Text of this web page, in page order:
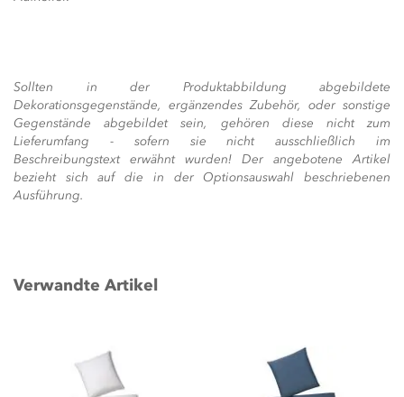
Sollten in der Produktabbildung abgebildete
Dekorationsgegenstände, ergänzendes Zubehör, oder sonstige
Gegenstände abgebildet sein, gehören diese nicht zum
Lieferumfang - sofern sie nicht ausschließlich im
Beschreibungstext erwähnt wurden! Der angebotene Artikel
bezieht sich auf die in der Optionsauswahl beschriebenen
Ausführung.
Verwandte Artikel